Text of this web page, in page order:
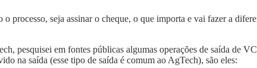
seja assinar o cheque, o que importa e vai fazer a
pesquisei em fontes públicas algumas operações de saída de
na saída (esse tipo de saída é comum ao AgTech), são eles: